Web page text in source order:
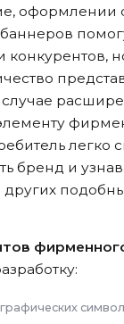
оформлении
конкурентов,
легко
бренд и